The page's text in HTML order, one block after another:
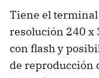
Tiene el terminal
resolución 240 x
con flash y
de reproducción